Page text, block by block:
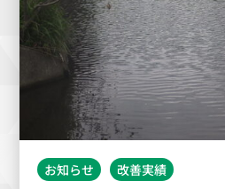
お知らせ 改善実績